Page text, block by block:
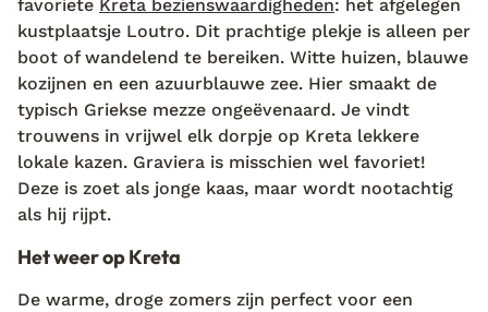
favoriete Kreta bezienswaardigheden: het afgelegen
kustplaatsje Loutro. Dit prachtige plekje is alleen per
boot of wandelend te bereiken. Witte huizen, blauwe
kozijnen en een azuurblauwe zee. Hier smaakt de
typisch Griekse mezze ongeëvenaard. Je vindt
trouwens in vrijwel elk dorpje op Kreta lekkere
lokale kazen. Graviera is misschien wel favoriet!
Deze is zoet als jonge kaas, maar wordt nootachtig
als hij rijpt.
Het weer op Kreta
De warme, droge zomers zijn perfect voor een